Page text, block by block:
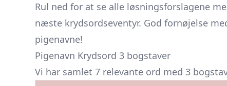
Rul ned for at se alle løsningsforslagene
næste krydsordseventyr. God fornøjelse
pigenavne!
Pigenavn Krydsord 3 bogstaver
Vi har samlet 7 relevante ord med 3